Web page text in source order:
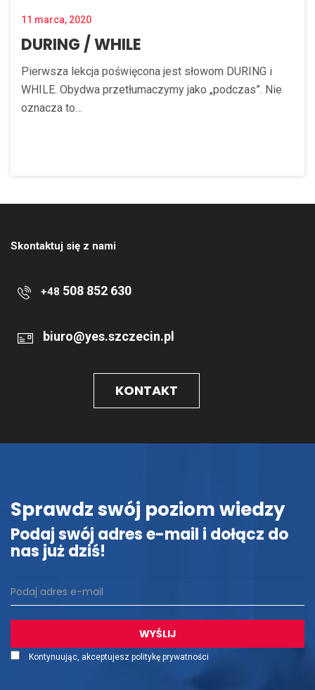
11 marca, 2020
DURING / WHILE
Pierwsza lekcja poświęcona jest słowom DURING i
WHILE. Obydwa przetłumaczymy jako „podczas”. Nie
oznacza to…
Skontaktuj się z nami
+48 508 852 630
biuro@yes.szczecin.pl
KONTAKT
Sprawdz swój poziom wiedzy
Podaj swój adres e-mail i dołącz do
nas już dziś!
Kontynuując, akceptujesz politykę prywatności